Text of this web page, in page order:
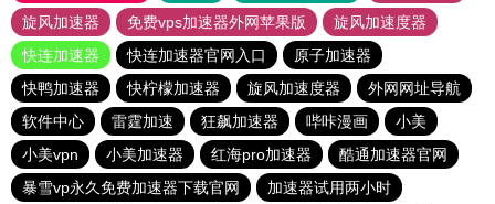
旋风加速器
免费vps加速器外网苹果版
旋风加速度器
快连加速器
快连加速器官网入口
原子加速器
快鸭加速器
快柠檬加速器 旋风加速度器
外网网址导航
软件中心
雷霆加速 狂飙加速器 哔咔漫画
小美
小美vpn
小美加速器 红海pro加速器
酷通加速器官网
暴雪vp永久免费加速器下载官网
加速器试用两小时